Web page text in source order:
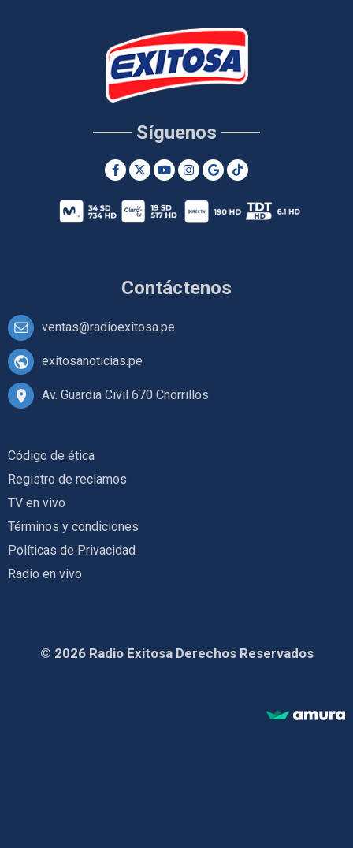
Contáctenos
ventas@radioexitosa.pe
exitosanoticias.pe
Av. Guardia Civil 670 Chorrillos
Síguenos
Código de ética
Registro de reclamos
TV en vivo
Términos y condiciones
Políticas de Privacidad
Radio en vivo
© 2026 Radio Exitosa Derechos Reservados